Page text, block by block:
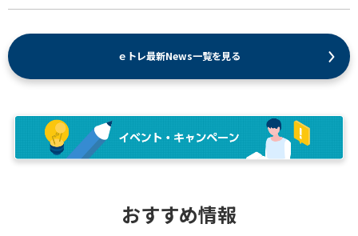
ｅトレ最新News一覧を見る
おすすめ情報